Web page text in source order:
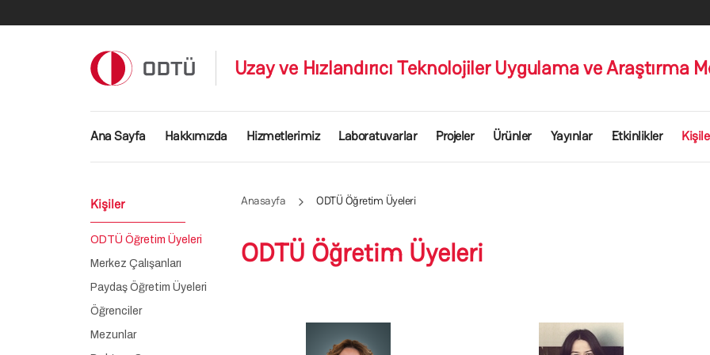
Uzay ve Hızlandırıcı Teknolojiler Uygulama ve Araştırma
Ana gezinti menüsü
Ana Sayfa Hakkımızda Hizmetlerimiz Laboratuvarlar Projeler Ürünler Yayınlar Etkinlikler
Anasayfa ODTÜ Öğretim Üyeleri
ODTÜ Öğretim Üyeleri
Kişiler
ODTÜ Öğretim Üyeleri
Merkez Çalışanları
Paydaş Öğretim Üyeleri
Öğrenciler
Mezunlar